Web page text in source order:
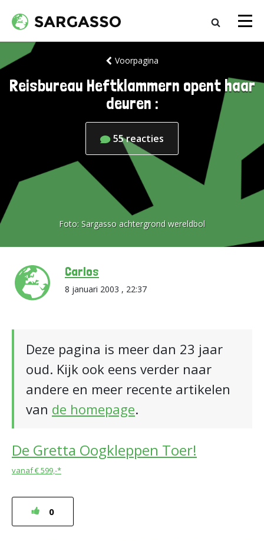
Voorpagina
Reisbureau Heftklammern opent haar
deuren :
55reacties
Foto: Sargasso achtergrond wereldbol
Carlos
8 januari 2003 , 22:37
Deze pagina is meer dan 23 jaar
oud. Kijk ook eens verder naar
andere en meer recente artikelen
van de homepage.
De Gretta Oogkleppen Toer!
vanaf € 599,-*
0